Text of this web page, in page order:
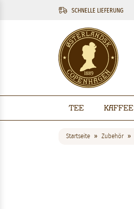
SCHNELLE LIEFERUNG
Tee Kaffee
Startseite Zubehör